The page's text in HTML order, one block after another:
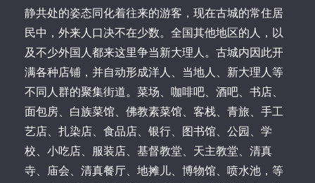
静共处的姿态同化着往来的游客，现在古城的常住居
民中，外来人口决不在少数。全国其他地区的人，以
及不少外国人都来这里争当新大理人。古城内因此开
满各种店铺，并自动形成洋人、当地人、新大理人等
不同人群的聚集街道。菜场、咖啡吧、酒吧、书店、
面包房、白族菜馆、佛教素菜馆、客栈、青旅、手工
艺店、扎染店、食品店、银行、图书馆、公园、学
校、小吃店、服装店、基督教堂、天主教堂、清真
寺、庙会、清真餐厅、地摊儿、博物馆、喷水池，等